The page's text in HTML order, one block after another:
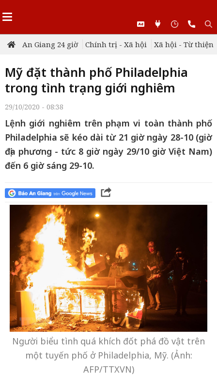
An Giang 24 giờ Chính trị - Xã hội Xã hội - Từ thiện
Mỹ đặt thành phố Philadelphia
trong tình trạng giới nghiêm
29/10/2020 - 08:38
Lệnh giới nghiêm trên phạm vi toàn thành phố
Philadelphia sẽ kéo dài từ 21 giờ ngày 28-10 (giờ
địa phương - tức 8 giờ ngày 29/10 giờ Việt Nam)
đến 6 giờ sáng 29-10.
Người biểu tình quá khích đốt phá đồ vật trên
một tuyến phố ở Philadelphia, Mỹ. (Ảnh:
AFP/TTXVN)